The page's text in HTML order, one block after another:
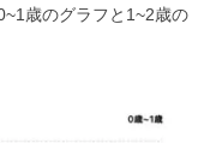
歳のグラフと1~2歳の